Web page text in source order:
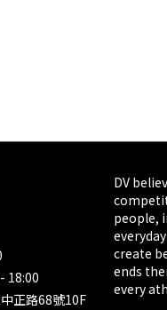
18:00
正路68號10F
DV
people,
create
ends
every